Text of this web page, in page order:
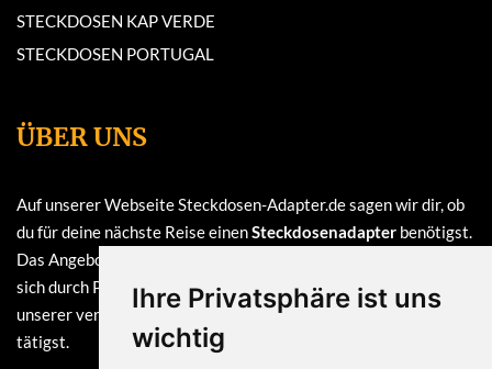
Ihre Privatsphäre ist uns
wichtig
STECKDOSEN KAP VERDE
STECKDOSEN PORTUGAL
ÜBER UNS
Auf unserer Webseite Steckdosen-Adapter.de sagen wir dir, ob
du für deine nächste Reise einenSteckdosenadapter benötigst.
Das Angebot auf dieser Webseite ist
sich durch Provisionen, die wir erhalten, sofern du bei einem
unserer verlinkten Partner (z.B. Amazon) eine Bestellung
tätigst.